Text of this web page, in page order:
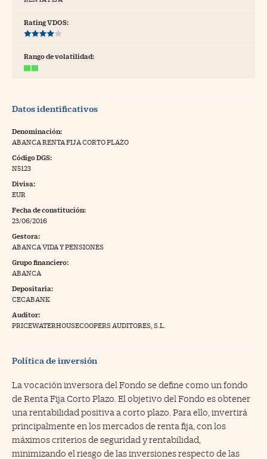
Pyme
a Cinco Días
Rating VDOS:
Rango de volatilidad:
Datos identificativos
Denominación:
ABANCA RENTA FIJA CORTO PLAZO
Código DGS:
N5123
Divisa:
EUR
Fecha de constitución:
23/06/2016
Gestora:
ABANCA VIDA Y PENSIONES
Grupo financiero:
ABANCA
Depositaria:
CECABANK
Auditor:
PRICEWATERHOUSECOOPERS AUDITORES, S.L.
Política de inversión
La vocación inversora del Fondo se define como un fondo
de Renta Fija Corto Plazo. El objetivo del Fondo es obtener
una rentabilidad positiva a corto plazo. Para ello, invertirá
principalmente en los mercados de renta fija, con los
máximos criterios de seguridad y rentabilidad,
minimizando el riesgo de las inversiones respecto de las